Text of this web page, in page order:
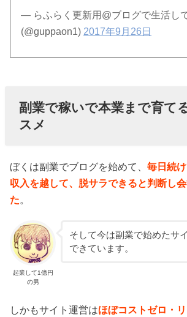
— らふらく更新用@ブログで生活し
(@guppaon1) 2017年9月26日
副業で稼いで本業まで育て
スメ
ぼくは副業でブログを始めて、毎日続
収入を越して、脱サラできると判断し
た。
起業して1億円
の男
そして今は副業で始めたサ
できています。
しかもサイト運営はほぼコストゼロ・